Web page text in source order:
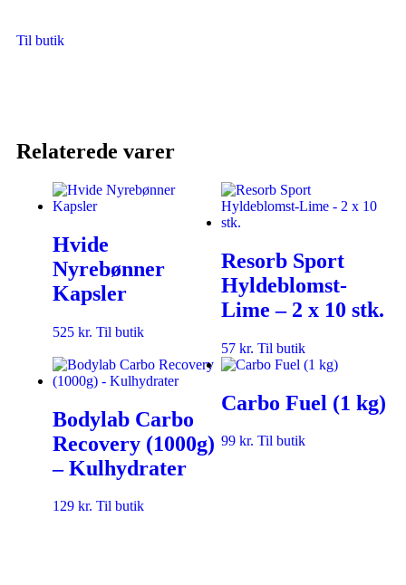
Til butik
Relaterede varer
Hvide
Nyrebønner
Kapsler
525 kr. Til butik
Resorb Sport
Hyldeblomst-
Lime – 2 x 10 stk.
57 kr. Til butik
Bodylab Carbo
Recovery (1000g)
– Kulhydrater
129 kr. Til butik
Carbo Fuel (1 kg)
99 kr. Til butik